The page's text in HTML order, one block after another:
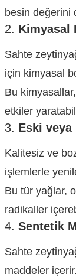
besin değerini
2. Kimyasal
Sahte
için kimyasal
Bu
etkiler
3. Eski veya
Kalitesiz ve
işlemlerle
Bu tür yağlar,
radikaller
4. Sentetik
Sahte
maddeler